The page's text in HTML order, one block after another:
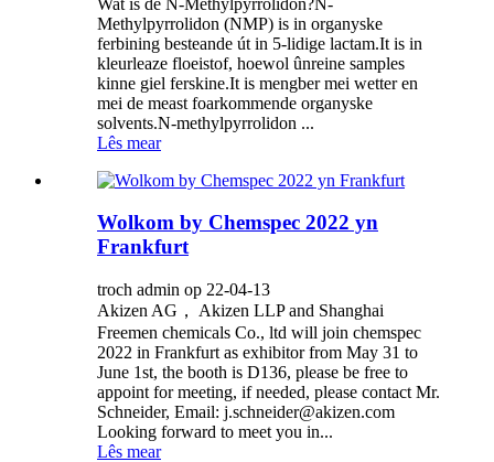
Methylpyrrolidon (NMP) is in organyske
ferbining besteande út in 5-lidige lactam.It is in
kleurleaze floeistof, hoewol ûnreine samples
kinne giel ferskine.It is mengber mei wetter en
mei de meast foarkommende organyske
solvents.N-methylpyrrolidon ...
Lês mear
Wolkom by Chemspec 2022 yn
Frankfurt
troch admin op 22-04-13
Akizen AG， Akizen LLP and Shanghai
Freemen chemicals Co., ltd will join chemspec
2022 in Frankfurt as exhibitor from May 31 to
June 1st, the booth is D136, please be free to
appoint for meeting, if needed, please contact Mr.
Schneider, Email: j.schneider@akizen.com
Looking forward to meet you in...
Lês mear